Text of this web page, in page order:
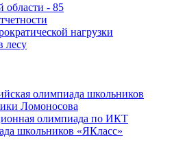
области - 85
нагрузки
лесу
олимпиада школьников
Ломоносова
олимпиада по ИКТ
школьников «ЯКласс»